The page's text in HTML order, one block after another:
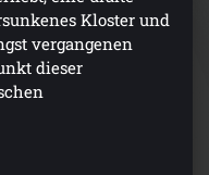
Kloster und
vergangenen
dieser